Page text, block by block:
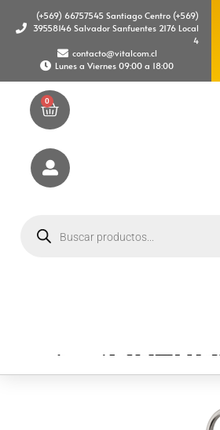
(+569) 66757545 Santiago Centro (+569)
39558146 Salvador Sanfuentes 2176 Local
4
contacto@vitalcom.cl
Lunes a Viernes 09:00 a 18:00
0